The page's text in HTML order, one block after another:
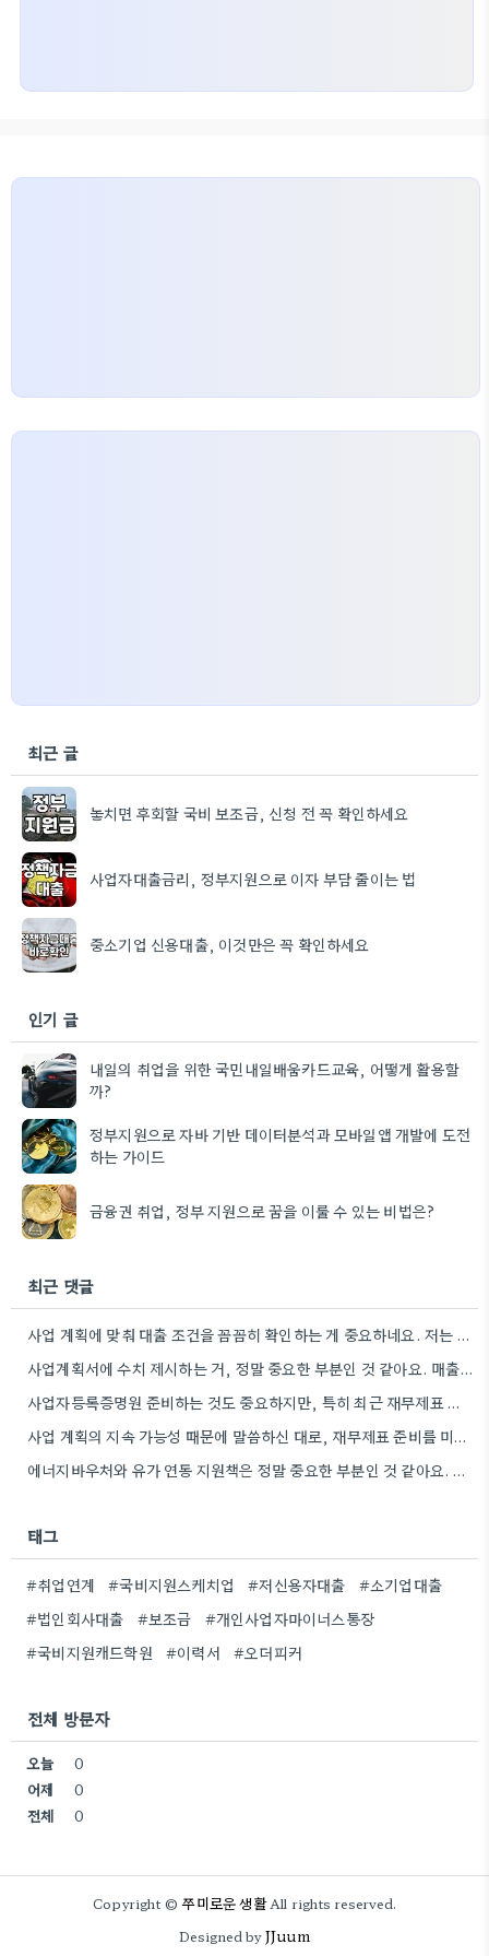
최근 글
놓치면 후회할 국비 보조금, 신청 전 꼭 확인하세요
사업자대출금리, 정부지원으로 이자 부담 줄이는 법
중소기업 신용대출, 이것만은 꼭 확인하세요
인기 글
내일의 취업을 위한 국민내일배움카드교육, 어떻게 활용할
까?
정부지원으로 자바 기반 데이터분석과 모바일앱 개발에 도전
하는 가이드
금융권 취업, 정부 지원으로 꿈을 이룰 수 있는 비법은?
최근 댓글
사업 계획에 맞춰 대출 조건을 꼼꼼히 확인하는 게 중요하네요. 저는 사업 확장 시 금리 변화를…
사업계획서에 수치 제시하는 거, 정말 중요한 부분인 것 같아요. 매출 성장률이나 고용 목표를 구체적으로 적으면…
사업자등록증명원 준비하는 것도 중요하지만, 특히 최근 재무제표 유효기간 꼭 확인해야 해요. 제가 최근 사업 계획서…
사업 계획의 지속 가능성 때문에 말씀하신 대로, 재무제표 준비를 미리 해두는 게 정말 중요하네요. 특히…
에너지바우처와 유가 연동 지원책은 정말 중요한 부분인 것 같아요. 특히 농어민분들이 에너지 가격 변동에 덜…
태그
#취업연계 #국비지원스케치업 #저신용자대출
#소기업대출
#법인회사대출
#보조금
#개인사업자마이너스통장
#국비지원캐드학원
#이력서 #오더피커
전체 방문자
오늘
0
어제
0
전체
0
Copyright ©쭈미로운 생활All rights reserved.
Designed byJJuum